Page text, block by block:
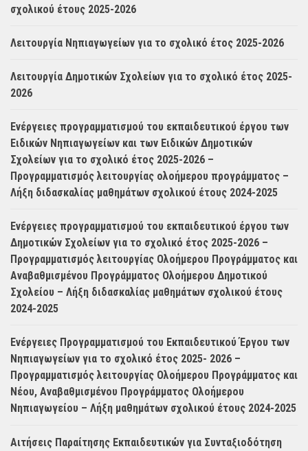
σχολικού έτους 2025-2026
Λειτουργία Νηπιαγωγείων για το σχολικό έτος 2025-2026
Λειτουργία Δημοτικών Σχολείων για το σχολικό έτος 2025-
2026
Ενέργειες προγραμματισμού του εκπαιδευτικού έργου των
Ειδικών Νηπιαγωγείων και των Ειδικών Δημοτικών
Σχολείων για το σχολικό έτος 2025-2026 –
Προγραμματισμός λειτουργίας ολοήμερου προγράμματος –
Λήξη διδασκαλίας μαθημάτων σχολικού έτους 2024-2025
Ενέργειες προγραμματισμού του εκπαιδευτικού έργου των
Δημοτικών Σχολείων για το σχολικό έτος 2025-2026 –
Προγραμματισμός λειτουργίας Ολοήμερου Προγράμματος και
Αναβαθμισμένου Προγράμματος Ολοήμερου Δημοτικού
Σχολείου – Λήξη διδασκαλίας μαθημάτων σχολικού έτους
2024-2025
Ενέργειες Προγραμματισμού του Εκπαιδευτικού Έργου των
Νηπιαγωγείων για το σχολικό έτος 2025- 2026 –
Προγραμματισμός λειτουργίας Ολοήμερου Προγράμματος και
Νέου, Αναβαθμισμένου Προγράμματος Ολοήμερου
Νηπιαγωγείου – Λήξη μαθημάτων σχολικού έτους 2024-2025
Αιτήσεις Παραίτησης Εκπαιδευτικών για Συνταξιοδότηση